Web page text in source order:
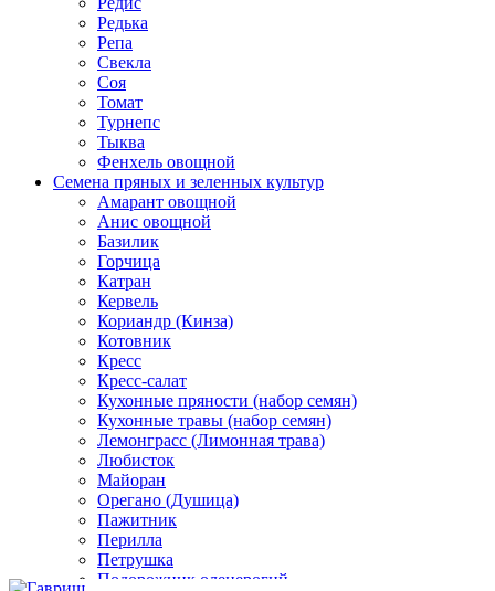
Редька
Репа
Свекла
Соя
Томат
Турнепс
Тыква
Фенхель овощной
Семена пряных и зеленных культур
Амарант овощной
Анис овощной
Базилик
Горчица
Катран
Кервель
Кориандр (Кинза)
Котовник
Кресс
Кресс-салат
Кухонные пряности (набор семян)
Кухонные травы (набор семян)
Лемонграсс (Лимонная трава)
Любисток
Майоран
Орегано (Душица)
Пажитник
Перилла
Петрушка
Подорожник оленерогий